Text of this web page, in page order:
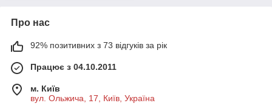
Про нас
92% позитивних з 73 відгуків за рік
Працює з 04.10.2011
м. Київ
вул. Ольжича, 17, Київ, Україна